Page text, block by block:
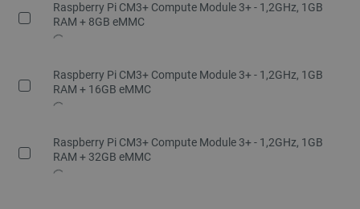
Raspberry Pi CM3+ Compute Module 3+ - 1,2GHz, 1GB
RAM + 8GB eMMC
Raspberry Pi CM3+ Compute Module 3+ - 1,2GHz, 1GB
RAM + 16GB eMMC
Raspberry Pi CM3+ Compute Module 3+ - 1,2GHz, 1GB
RAM + 32GB eMMC